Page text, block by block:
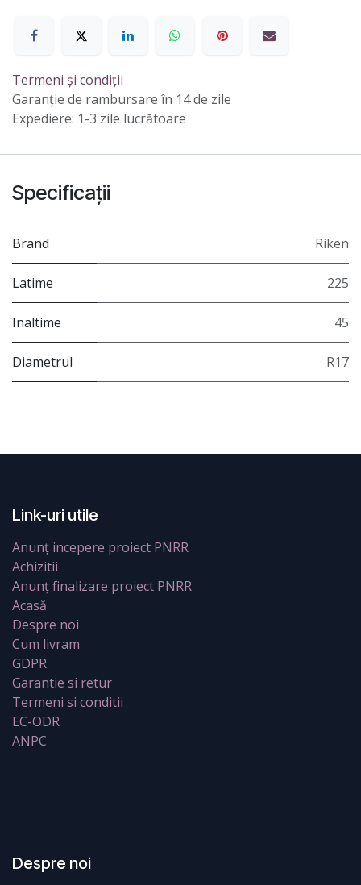
Termeni și condiții
Garanție de rambursare în 14 de zile
Expediere: 1-3 zile lucrătoare
Specificații
Brand Riken
Latime 225
Inaltime 45
Diametrul R17
Link-uri utile
Anunț incepere proiect PNRR
Achizitii
Anunț finalizare proiect PNRR
Acasă
Despre noi
Cum livram
GDPR
Garantie si retur
Termeni si conditii
EC-ODR
ANPC
Despre noi